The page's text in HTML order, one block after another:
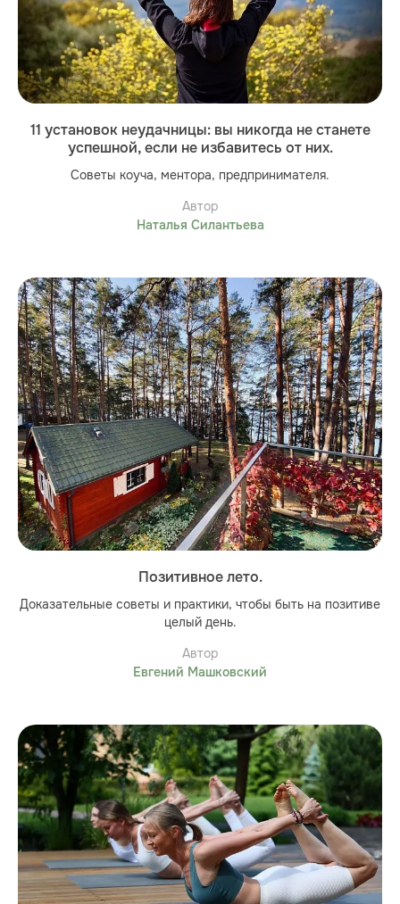
11 установок неудачницы: вы никогда не станете
успешной, если не избавитесь от них.
Советы коуча, ментора, предпринимателя.
Автор
Наталья Силантьева
Позитивное лето.
Доказательные советы и практики, чтобы быть на позитиве
целый день.
Автор
Евгений Машковский